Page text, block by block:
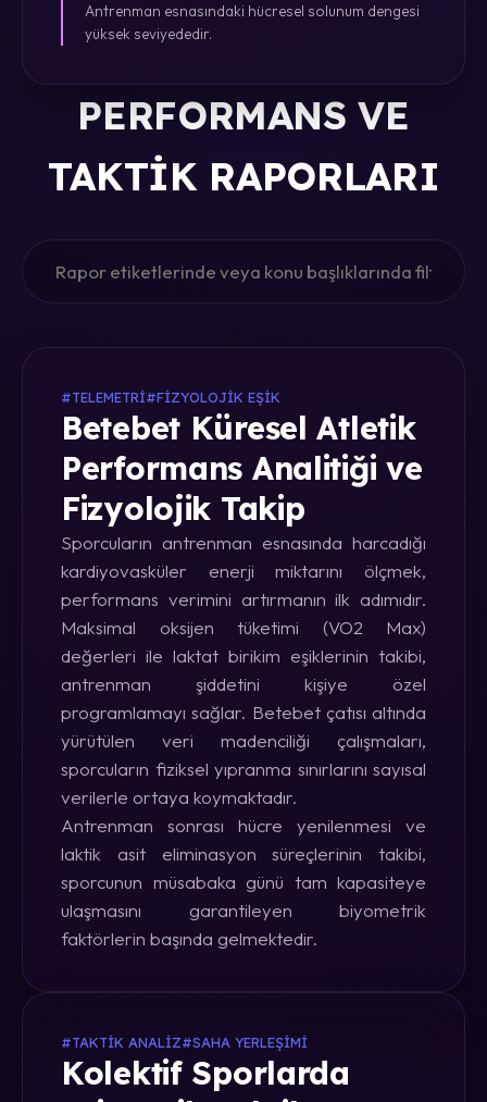
Antrenman esnasındaki hücresel solunum dengesi
yüksek seviyededir.
PERFORMANS VE
TAKTIK RAPORLARI
#TELEMETRI#FIZYOLOJIK EŞIK
Betebet Küresel Atletik
Performans Analitiği ve
Fizyolojik Takip
Sporcuların antrenman esnasında harcadığı
kardiyovasküler enerji miktarını ölçmek,
performans verimini artırmanın ilk adımıdır.
Maksimal oksijen tüketimi (VO2 Max)
değerleri ile laktat birikim eşiklerinin takibi,
antrenman şiddetini kişiye özel
programlamayı sağlar. Betebet çatısı altında
yürütülen veri madenciliği çalışmaları,
sporcuların fiziksel yıpranma sınırlarını sayısal
verilerle ortaya koymaktadır.
Antrenman sonrası hücre yenilenmesi ve
laktik asit eliminasyon süreçlerinin takibi,
sporcunun müsabaka günü tam kapasiteye
ulaşmasını garantileyen biyometrik
faktörlerin başında gelmektedir.
#TAKTIK ANALIZ#SAHA YERLEŞIMI
Kolektif Sporlarda